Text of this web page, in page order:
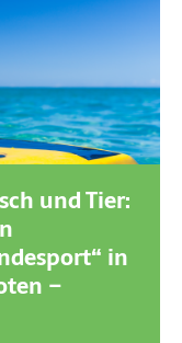
und Tier:
in
–